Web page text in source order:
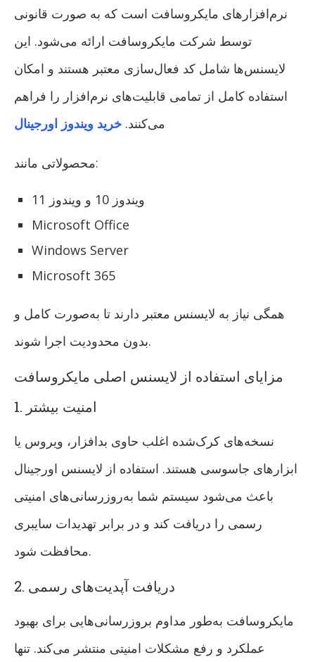
نرم‌افزارهای مایکروسافت است که به صورت قانونی
توسط شرکت مایکروسافت ارائه می‌شود. این
لایسنس‌ها شامل کد فعال‌سازی معتبر هستند و امکان
استفاده کامل از تمامی قابلیت‌های نرم‌افزار را فراهم
می‌کنند. خرید ویندوز اورجینال
محصولاتی مانند:
ویندوز 10 و ویندوز 11
Microsoft Office
Windows Server
Microsoft 365
همگی نیاز به لایسنس معتبر دارند تا به‌صورت کامل و
بدون محدودیت اجرا شوند.
مزایای استفاده از لایسنس اصلی مایکروسافت
1. امنیت بیشتر
نسخه‌های کرک‌شده اغلب حاوی بدافزار، ویروس یا
ابزارهای جاسوسی هستند. استفاده از لایسنس اورجینال
باعث می‌شود سیستم شما به‌روزرسانی‌های امنیتی
رسمی را دریافت کند و در برابر تهدیدات سایبری
محافظت شود.
2. دریافت آپدیت‌های رسمی
مایکروسافت به‌طور مداوم بروزرسانی‌هایی برای بهبود
عملکرد و رفع مشکلات امنیتی منتشر می‌کند. تنها